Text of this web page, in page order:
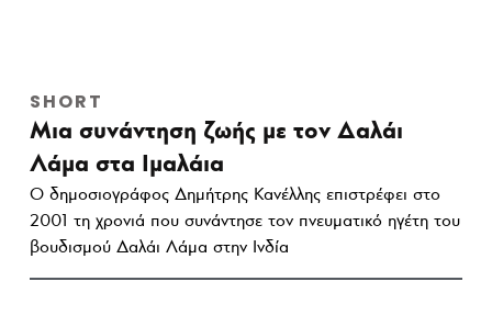
SHORT
Μια συνάντηση ζωής με τον Δαλάι
Λάμα στα Ιμαλάια
Ο δημοσιογράφος Δημήτρης Κανέλλης επιστρέφει στο
2001 τη χρονιά που συνάντησε τον πνευματικό ηγέτη του
βουδισμού Δαλάι Λάμα στην Ινδία